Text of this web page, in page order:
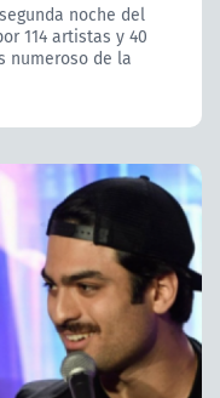
noche del
114 artistas y 40
numeroso de la